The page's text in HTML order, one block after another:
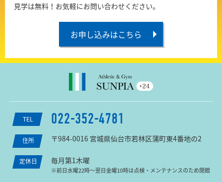
見学は無料！お気軽にお問い合わせください。
お申し込みはこちら
TEL 022-352-4781
住所 〒984-0016 宮城県仙台市若林区蒲町東4番地の2
定休日 毎月第1木曜
※前日水曜22時〜翌日金曜10時は点検・メンテナンスのため閉館